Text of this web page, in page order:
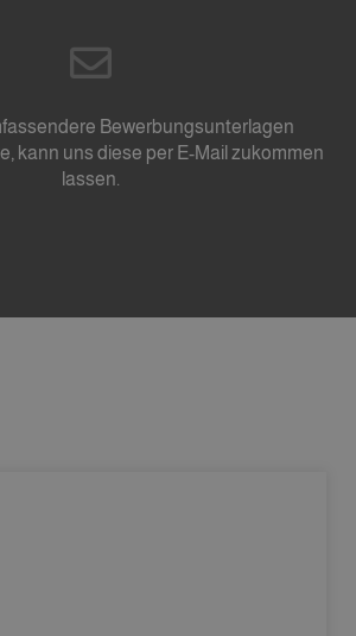
Bewerbungsunterlagen
kann uns diese per E-Mail zukommen
lassen.